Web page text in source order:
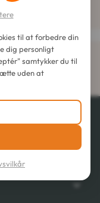
til at forbedre din
dig personligt
samtykker du til
uden at